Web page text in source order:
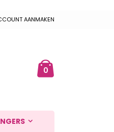
AANMAKEN
0producten